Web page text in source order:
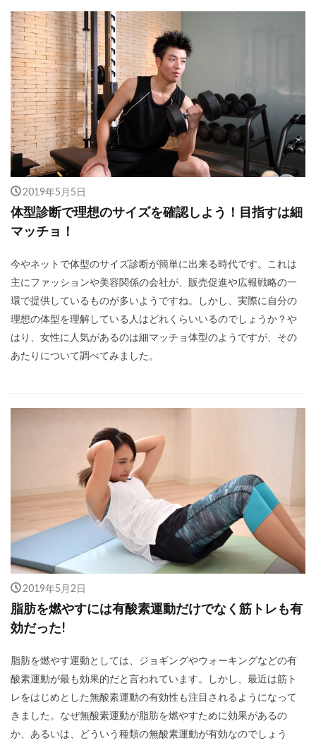
2019年5月5日
体型診断で理想のサイズを確認しよう！目指すは細
マッチョ！
今やネットで体型のサイズ診断が簡単に出来る時代です。これは
主にファッションや美容関係の会社が、販売促進や広報戦略の一
環で提供しているものが多いようですね。しかし、実際に自分の
理想の体型を理解している人はどれくらいいるのでしょうか？や
はり、女性に人気があるのは細マッチョ体型のようですが、その
あたりについて調べてみました。
2019年5月2日
脂肪を燃やすには有酸素運動だけでなく筋トレも有
効だった!
脂肪を燃やす運動としては、ジョギングやウォーキングなどの有
酸素運動が最も効果的だと言われています。しかし、最近は筋ト
レをはじめとした無酸素運動の有効性も注目されるようになって
きました。なぜ無酸素運動が脂肪を燃やすために効果があるの
か、あるいは、どういう種類の無酸素運動が有効なのでしょう